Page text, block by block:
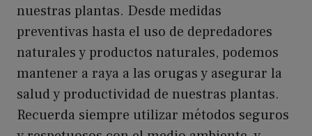
nuestras plantas. Desde medidas
preventivas hasta el uso de depredadores
naturales y productos naturales, podemos
mantener a raya a las orugas y asegurar la
salud y productividad de nuestras plantas.
Recuerda siempre utilizar métodos seguros